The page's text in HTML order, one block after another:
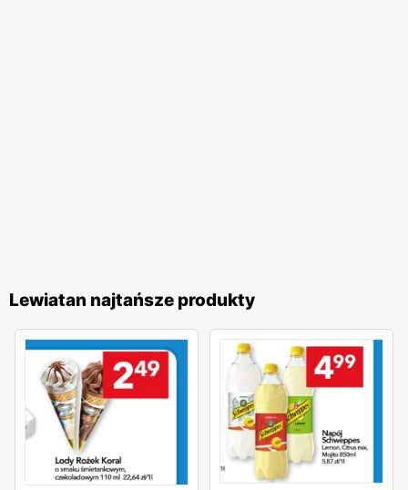
Lewiatan najtańsze produkty